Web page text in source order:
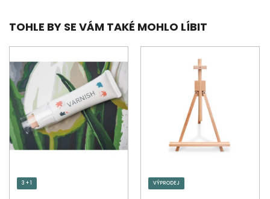
TOHLE BY SE VÁM TAKÉ MOHLO LÍBIT
3 + 1 VÝPRODEJ